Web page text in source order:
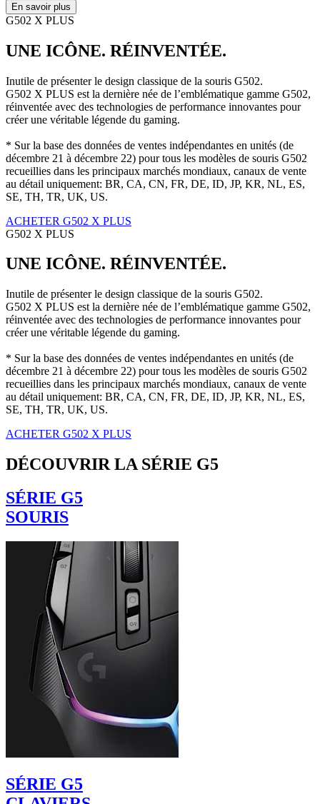
En savoir plus
G502 X PLUS
UNE ICÔNE. RÉINVENTÉE.
Inutile de présenter le design classique de la souris G502.
G502 X PLUS est la dernière née de l’emblématique gamme G502,
réinventée avec des technologies de performance innovantes pour
créer une véritable légende du gaming.
* Sur la base des données de ventes indépendantes en unités (de
décembre 21 à décembre 22) pour tous les modèles de souris G502
recueillies dans les principaux marchés mondiaux, canaux de vente
au détail uniquement: BR, CA, CN, FR, DE, ID, JP, KR, NL, ES,
SE, TH, TR, UK, US.
ACHETER G502 X PLUS
G502 X PLUS
UNE ICÔNE. RÉINVENTÉE.
Inutile de présenter le design classique de la souris G502.
G502 X PLUS est la dernière née de l’emblématique gamme G502,
réinventée avec des technologies de performance innovantes pour
créer une véritable légende du gaming.
* Sur la base des données de ventes indépendantes en unités (de
décembre 21 à décembre 22) pour tous les modèles de souris G502
recueillies dans les principaux marchés mondiaux, canaux de vente
au détail uniquement: BR, CA, CN, FR, DE, ID, JP, KR, NL, ES,
SE, TH, TR, UK, US.
ACHETER G502 X PLUS
DÉCOUVRIR LA SÉRIE G5
SÉRIE G5
SOURIS
SÉRIE G5